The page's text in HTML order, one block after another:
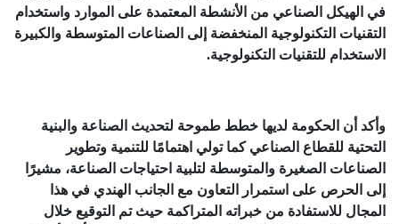
في الهيكل الصناعي من الأنشطة المعتمدة على الموارد واستخدام
التقنيات التكنولوجية المنخفضة إلى الصناعات المتوسطة والكبيرة
الاستخدام للتقنيات التكنولوجية.
وأكد أن الحكومة لديها خطط طموحة لتحديث الصناعة والبنية
التحتية للقطاع الصناعي كما تولي اهتمامًا للتنمية وتطوير
الصناعات الصغيرة والمتوسطة لتلبية احتياجات الصناعة، مشيرًا
إلى الحرص على استمرار التعاون مع الجانب الهندي في هذا
المجال للاستفادة من خبراته المتراكمة حيث تم التوقيع خلال